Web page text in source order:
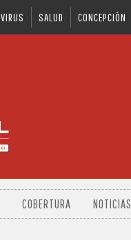
VIRUS SALUD CONCEPCIÓN
COBERTURA NOTICIAS